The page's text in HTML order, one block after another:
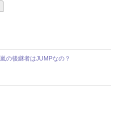
の後継者はJUMPなの？